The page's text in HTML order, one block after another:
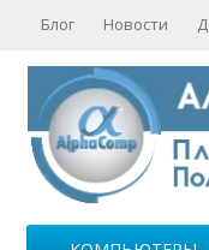
Блог Новости